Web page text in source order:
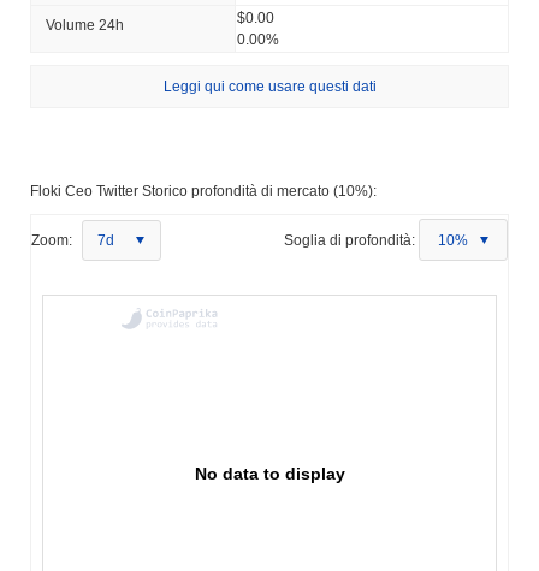
Volume 24h
$0.00
0.00%
Leggi qui come usare questi dati
Floki Ceo Twitter Storico profondità di mercato (10%):
Zoom: 7d Soglia di profondità: 10%
No data to display